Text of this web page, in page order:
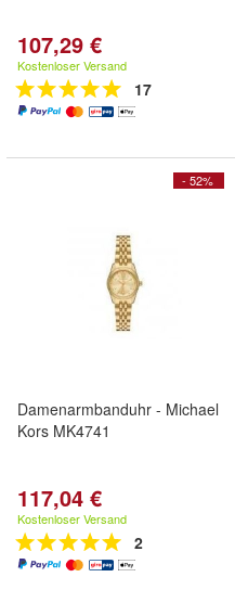
107,29 €
Kostenloser Versand
17
- 52%
Damenarmbanduhr - Michael
Kors MK4741
117,04 €
Kostenloser Versand
2